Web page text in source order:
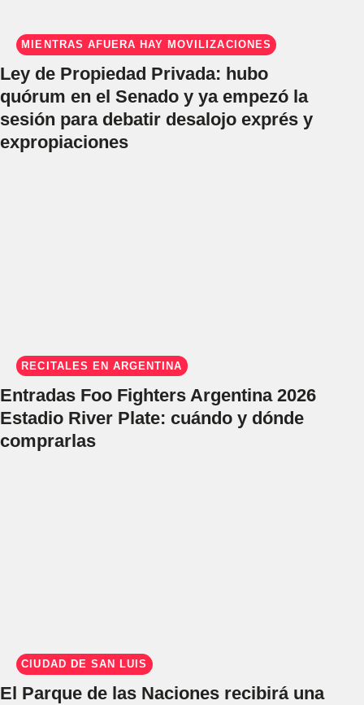
MIENTRAS AFUERA HAY MOVILIZACIONES
Ley de Propiedad Privada: hubo
quórum en el Senado y ya empezó la
sesión para debatir desalojo exprés y
expropiaciones
RECITALES EN ARGENTINA
Entradas Foo Fighters Argentina 2026
Estadio River Plate: cuándo y dónde
comprarlas
CIUDAD DE SAN LUIS
El Parque de las Naciones recibirá una